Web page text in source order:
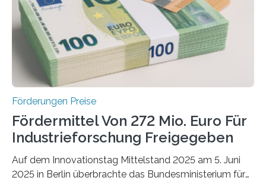
Förderungen Preise
Fördermittel Von 272 Mio. Euro Für
Industrieforschung Freigegeben
Auf dem Innovationstag Mittelstand 2025 am 5. Juni
2025 in Berlin überbrachte das Bundesministerium für